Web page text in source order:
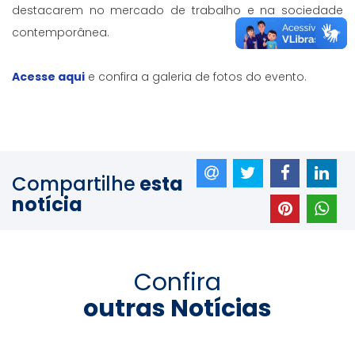
destacarem no mercado de trabalho e na sociedade
contemporânea.
Acesse aqui e confira a galeria de fotos do evento.
Compartilhe esta
notícia
Confira
outras Notícias